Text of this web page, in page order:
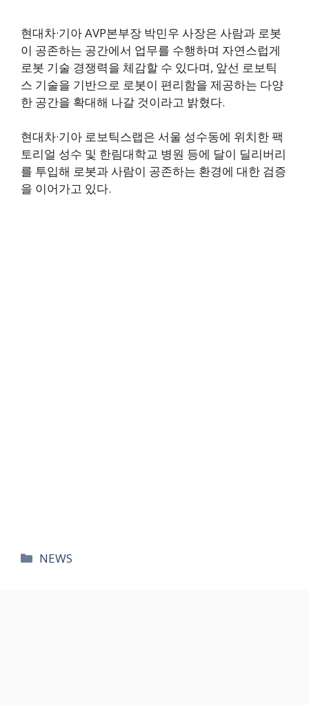
현대차·기아 AVP본부장 박민우 사장은 사람과 로봇
이 공존하는 공간에서 업무를 수행하며 자연스럽게
로봇 기술 경쟁력을 체감할 수 있다며, 앞선 로보틱
스 기술을 기반으로 로봇이 편리함을 제공하는 다양
한 공간을 확대해 나갈 것이라고 밝혔다.
현대차·기아 로보틱스랩은 서울 성수동에 위치한 팩
토리얼 성수 및 한림대학교 병원 등에 달이 딜리버리
를 투입해 로봇과 사람이 공존하는 환경에 대한 검증
을 이어가고 있다.
카
NEWS